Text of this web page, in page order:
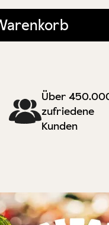
die Schaltflächen um
Über
zufriedene
Kunden